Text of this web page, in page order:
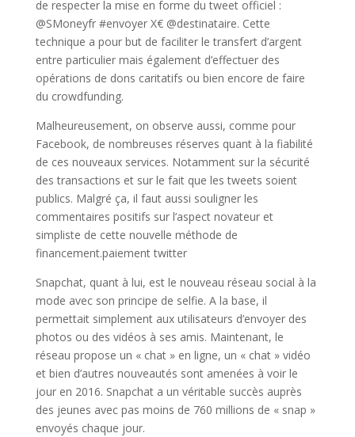
de respecter la mise en forme du tweet officiel :
@SMoneyfr #envoyer X€ @destinataire. Cette
technique a pour but de faciliter le transfert d’argent
entre particulier mais également d’effectuer des
opérations de dons caritatifs ou bien encore de faire
du crowdfunding.
Malheureusement, on observe aussi, comme pour
Facebook, de nombreuses réserves quant à la fiabilité
de ces nouveaux services. Notamment sur la sécurité
des transactions et sur le fait que les tweets soient
publics. Malgré ça, il faut aussi souligner les
commentaires positifs sur l’aspect novateur et
simpliste de cette nouvelle méthode de
financement.paiement twitter
Snapchat, quant à lui, est le nouveau réseau social à la
mode avec son principe de selfie. A la base, il
permettait simplement aux utilisateurs d’envoyer des
photos ou des vidéos à ses amis. Maintenant, le
réseau propose un « chat » en ligne, un « chat » vidéo
et bien d’autres nouveautés sont amenées à voir le
jour en 2016. Snapchat a un véritable succès auprès
des jeunes avec pas moins de 760 millions de « snap »
envoyés chaque jour.